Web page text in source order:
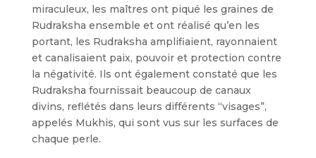
miraculeux, les maîtres ont piqué les graines de
Rudraksha ensemble et ont réalisé qu’en les
portant, les Rudraksha amplifiaient, rayonnaient
et canalisaient paix, pouvoir et protection contre
la négativité. Ils ont également constaté que les
Rudraksha fournissait beaucoup de canaux
divins, reflétés dans leurs différents “visages”,
appelés Mukhis, qui sont vus sur les surfaces de
chaque perle.